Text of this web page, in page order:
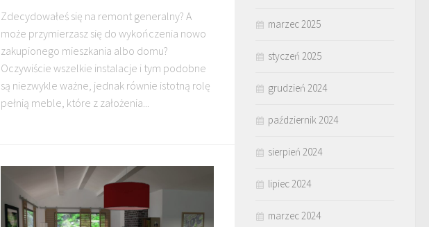
Zdecydowałeś się na remont generalny? A
może przymierzasz się do wykończenia nowo
zakupionego mieszkania albo domu?
Oczywiście wszelkie instalacje i tym podobne
są niezwykle ważne, jednak równie istotną rolę
pełnią meble, które z założenia...
marzec 2025
styczeń 2025
grudzień 2024
październik 2024
sierpień 2024
lipiec 2024
marzec 2024